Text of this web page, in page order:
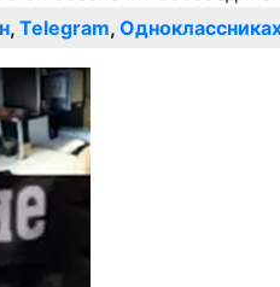
, Telegram,